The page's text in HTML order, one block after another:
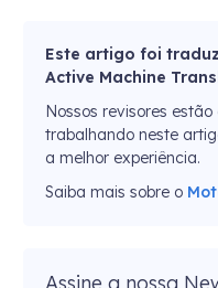
Este artigo foi
Active Machine
Nossos revisores
trabalhando neste
a melhor experiência.
Saiba mais sobre o